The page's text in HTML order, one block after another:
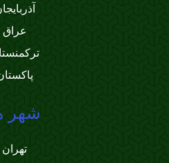
عراق
شهر
تهران